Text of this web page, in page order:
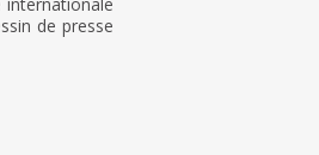
de presse